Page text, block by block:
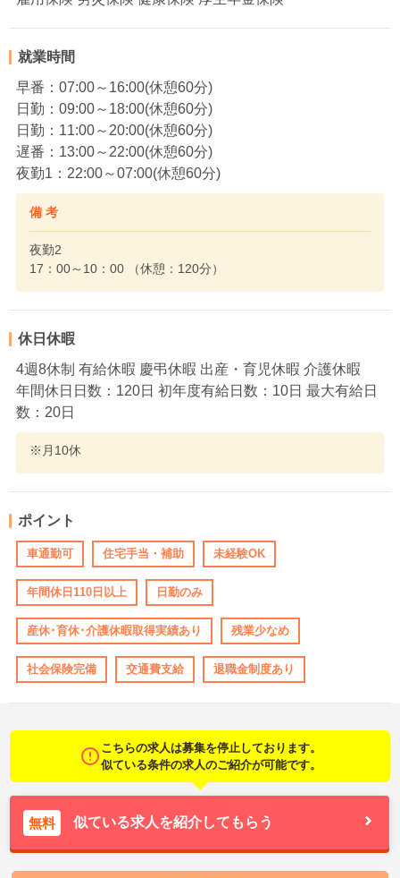
就業時間
早番：07:00～16:00(休憩60分)
日勤：09:00～18:00(休憩60分)
日勤：11:00～20:00(休憩60分)
遅番：13:00～22:00(休憩60分)
夜勤1：22:00～07:00(休憩60分)
備 考
夜勤2
17：00～10：00 （休憩：120分）
休日休暇
4週8休制 有給休暇 慶弔休暇 出産・育児休暇 介護休暇
年間休日日数：120日 初年度有給日数：10日 最大有給日
数：20日
※月10休
ポイント
車通勤可 住宅手当・補助 未経験OK
年間休日110日以上 日勤のみ
産休･育休･介護休暇取得実績あり 残業少なめ
社会保険完備 交通費支給 退職金制度あり
こちらの求人は募集を停止しております。
似ている条件の求人のご紹介が可能です。
無料 似ている求人を紹介してもらう